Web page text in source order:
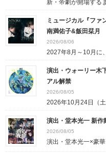
新・帝劇が開場する
ミュージカル『ファ
南満佑子&飯田栞月
2026/08/06
2027年8月～10月に
演出・ウォーリー木
アル解禁
2026/08/05
2026年10月24日（土
演出・堂本光一 新作
2026/08/05
演出・堂本光一×豪華